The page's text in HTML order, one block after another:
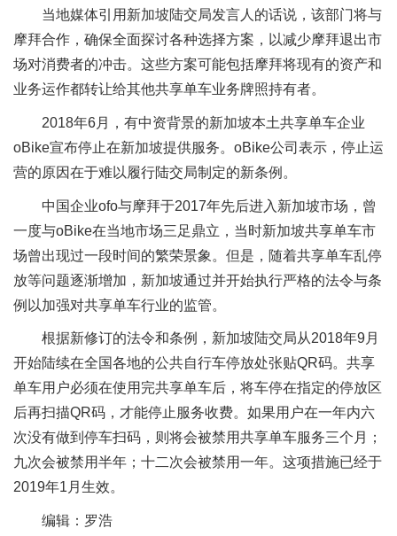
当地媒体引用新加坡陆交局发言人的话说，该部门将与
摩拜合作，确保全面探讨各种选择方案，以减少摩拜退出市
场对消费者的冲击。这些方案可能包括摩拜将现有的资产和
业务运作都转让给其他共享单车业务牌照持有者。
2018年6月，有中资背景的新加坡本土共享单车企业
oBike宣布停止在新加坡提供服务。oBike公司表示，停止运
营的原因在于难以履行陆交局制定的新条例。
中国企业ofo与摩拜于2017年先后进入新加坡市场，曾
一度与oBike在当地市场三足鼎立，当时新加坡共享单车市
场曾出现过一段时间的繁荣景象。但是，随着共享单车乱停
放等问题逐渐增加，新加坡通过并开始执行严格的法令与条
例以加强对共享单车行业的监管。
根据新修订的法令和条例，新加坡陆交局从2018年9月
开始陆续在全国各地的公共自行车停放处张贴QR码。共享
单车用户必须在使用完共享单车后，将车停在指定的停放区
后再扫描QR码，才能停止服务收费。如果用户在一年内六
次没有做到停车扫码，则将会被禁用共享单车服务三个月；
九次会被禁用半年；十二次会被禁用一年。这项措施已经于
2019年1月生效。
编辑：罗浩